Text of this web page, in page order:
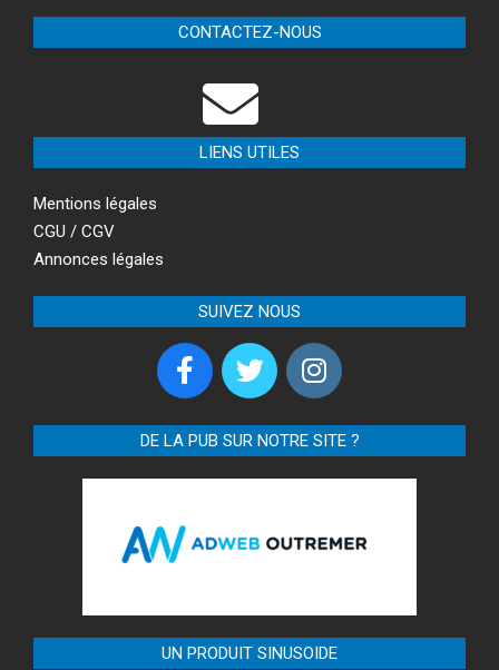
CONTACTEZ-NOUS
LIENS UTILES
Mentions légales
CGU / CGV
Annonces légales
SUIVEZ NOUS
DE LA PUB SUR NOTRE SITE ?
UN PRODUIT SINUSOIDE